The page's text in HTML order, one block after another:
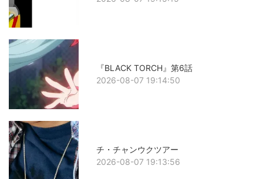
『BLACK TORCH』第6話
2026-08-07 19:14:50
チ・チャンウクツアー
2026-08-07 19:13:56